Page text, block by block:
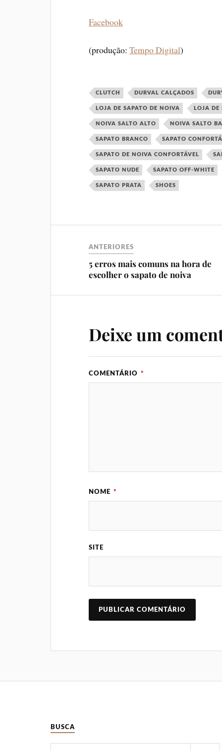
Facebook
(produção:Tempo Digital)
CLUTCH DURVAL CALÇADOS
LOJA DE SAPATO DE NOIVA LOJA DE
NOIVA SALTO ALTO NOIVA SALTO
SAPATO BRANCO SAPATO
SAPATO DE NOIVA CONFORTÁVEL
SAPATO NUDE SAPATO OFF-WHITE
SAPATO PRATA SHOES
ANTERIORES
5 erros mais comuns na hora de
escolher o sapato de noiva
Deixe um
COMENTÁRIO *
NOME *
SITE
BUSCA